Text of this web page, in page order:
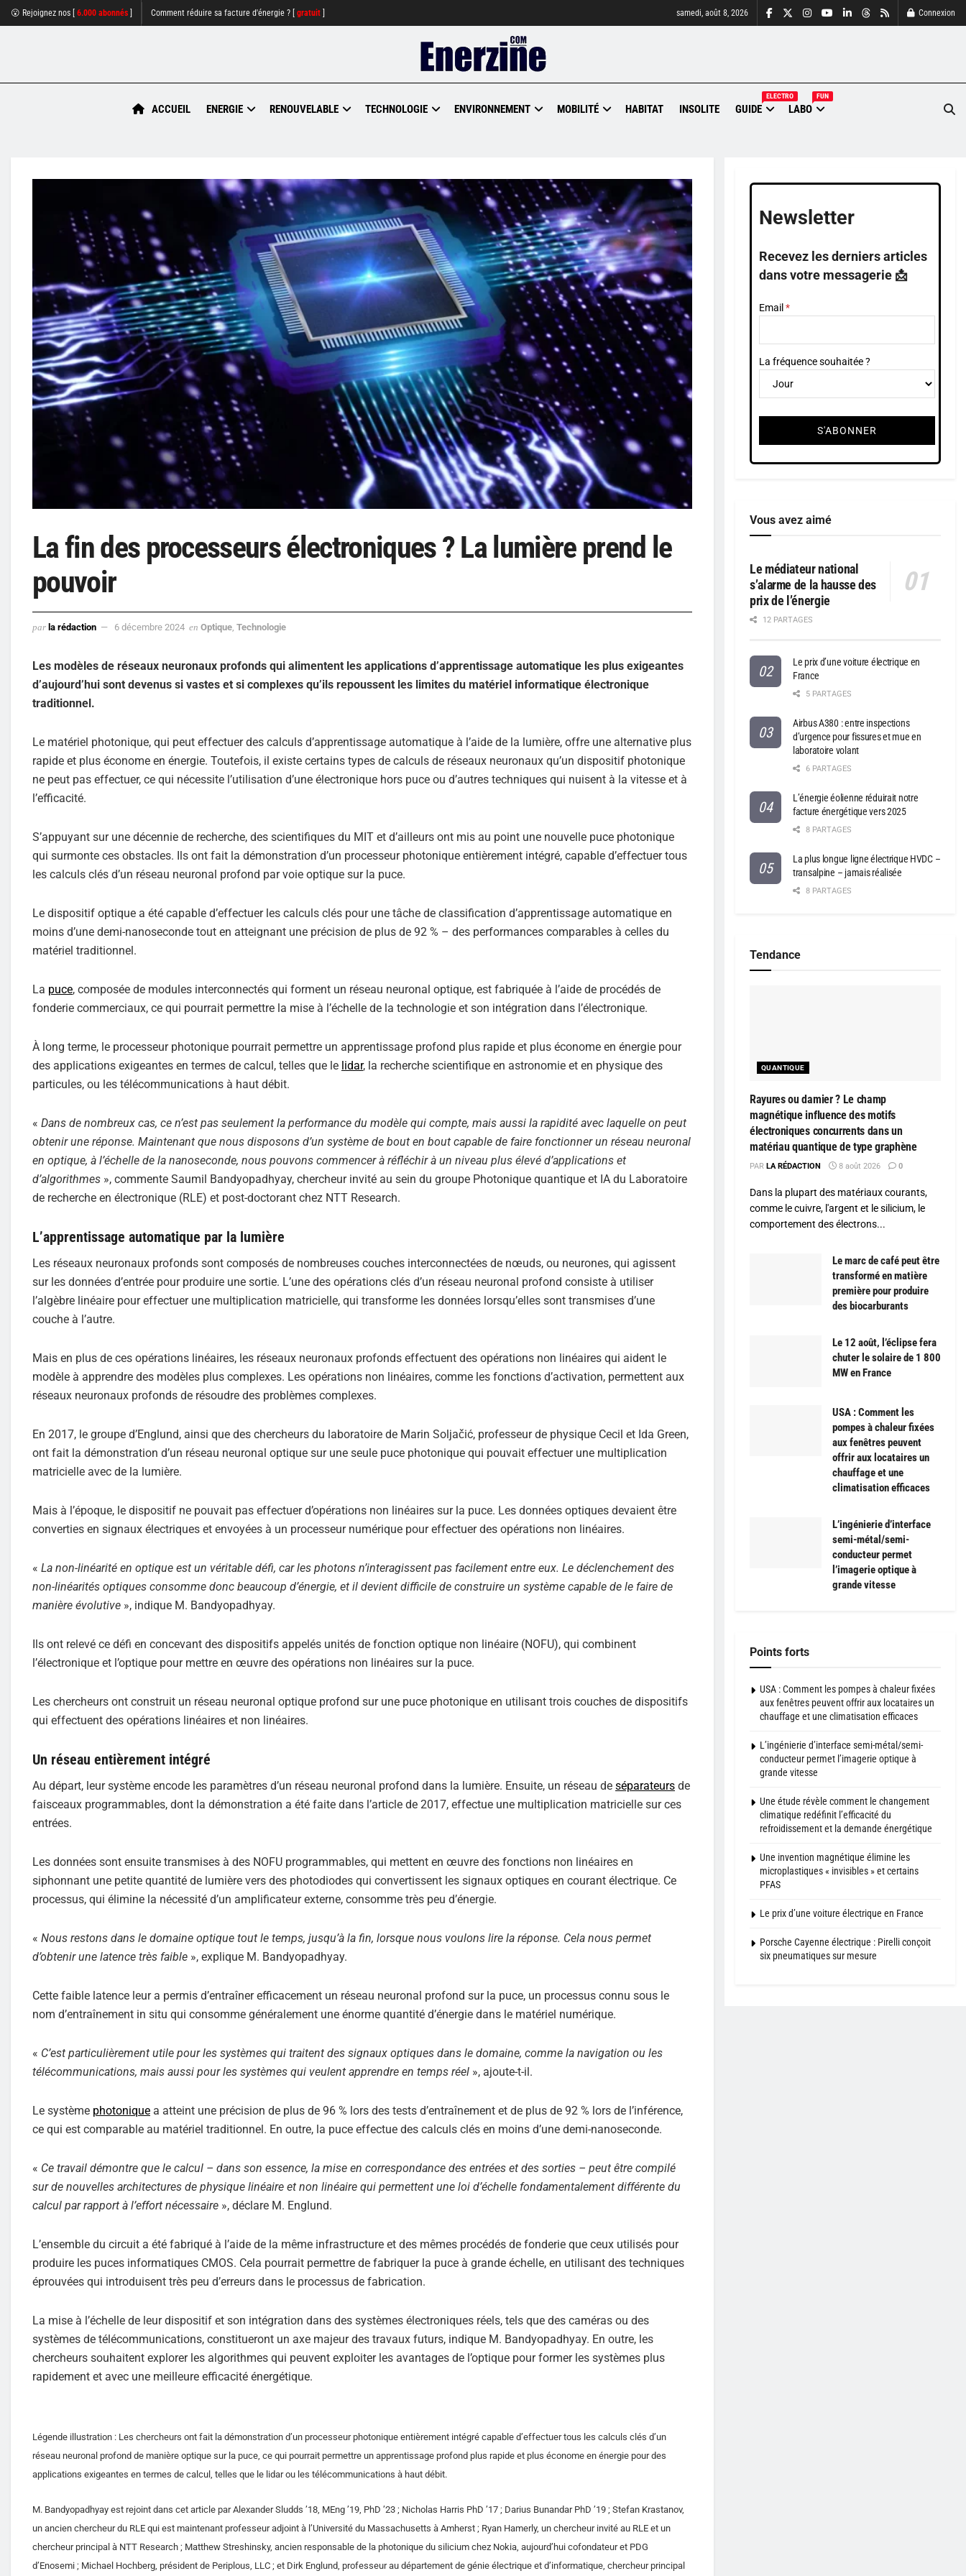
😮 Rejoignez nos [ 6.000 abonnés Comment réduire sa facture d'énergie ? [ gratuit samedi, août 8, 2026 Connexion
ACCUEIL ENERGIE RENOUVELABLE TECHNOLOGIE ENVIRONNEMENT MOBILITÉ HABITAT INSOLITE GUIDE
ELECTRO
LABO
FUN
La fin des processeurs électroniques ? La lumière prend le
pouvoir
par la rédaction 6 décembre 2024 en Optique Technologie
Les modèles de réseaux neuronaux profonds qui alimentent les applications d’apprentissage automatique les plus exigeantes
d’aujourd’hui sont devenus si vastes et si complexes qu’ils repoussent les limites du matériel informatique électronique
traditionnel.
Le matériel photonique, qui peut effectuer des calculs d’apprentissage automatique à l’aide de la lumière, offre une alternative plus
rapide et plus économe en énergie. Toutefois, il existe certains types de calculs de réseaux neuronaux qu’un dispositif photonique
ne peut pas effectuer, ce qui nécessite l’utilisation d’une électronique hors puce ou d’autres techniques qui nuisent à la vitesse et à
l’efficacité.
S’appuyant sur une décennie de recherche, des scientifiques du MIT et d’ailleurs ont mis au point une nouvelle puce photonique
qui surmonte ces obstacles. Ils ont fait la démonstration d’un processeur photonique entièrement intégré, capable d’effectuer tous
les calculs clés d’un réseau neuronal profond par voie optique sur la puce.
Le dispositif optique a été capable d’effectuer les calculs clés pour une tâche de classification d’apprentissage automatique en
moins d’une demi-nanoseconde tout en atteignant une précision de plus de 92 % – des performances comparables à celles du
matériel traditionnel.
La puce, composée de modules interconnectés qui forment un réseau neuronal optique, est fabriquée à l’aide de procédés de
fonderie commerciaux, ce qui pourrait permettre la mise à l’échelle de la technologie et son intégration dans l’électronique.
À long terme, le processeur photonique pourrait permettre un apprentissage profond plus rapide et plus économe en énergie pour
des applications exigeantes en termes de calcul, telles que le lidar, la recherche scientifique en astronomie et en physique des
particules, ou les télécommunications à haut débit.
« Dans de nombreux cas, ce n’est pas seulement la performance du modèle qui compte, mais aussi la rapidité avec laquelle on peut
obtenir une réponse. Maintenant que nous disposons d’un système de bout en bout capable de faire fonctionner un réseau neuronal
en optique, à l’échelle de la nanoseconde, nous pouvons commencer à réfléchir à un niveau plus élevé d’applications et
d’algorithmes », commente Saumil Bandyopadhyay, chercheur invité au sein du groupe Photonique quantique et IA du Laboratoire
de recherche en électronique (RLE) et post-doctorant chez NTT Research.
L’apprentissage automatique par la lumière
Les réseaux neuronaux profonds sont composés de nombreuses couches interconnectées de nœuds, ou neurones, qui agissent
sur les données d’entrée pour produire une sortie. L’une des opérations clés d’un réseau neuronal profond consiste à utiliser
l’algèbre linéaire pour effectuer une multiplication matricielle, qui transforme les données lorsqu’elles sont transmises d’une
couche à l’autre.
Mais en plus de ces opérations linéaires, les réseaux neuronaux profonds effectuent des opérations non linéaires qui aident le
modèle à apprendre des modèles plus complexes. Les opérations non linéaires, comme les fonctions d’activation, permettent aux
réseaux neuronaux profonds de résoudre des problèmes complexes.
En 2017, le groupe d’Englund, ainsi que des chercheurs du laboratoire de Marin Soljačić, professeur de physique Cecil et Ida Green,
ont fait la démonstration d’un réseau neuronal optique sur une seule puce photonique qui pouvait effectuer une multiplication
matricielle avec de la lumière.
Mais à l’époque, le dispositif ne pouvait pas effectuer d’opérations non linéaires sur la puce. Les données optiques devaient être
converties en signaux électriques et envoyées à un processeur numérique pour effectuer des opérations non linéaires.
« La non-linéarité en optique est un véritable défi, car les photons n’interagissent pas facilement entre eux. Le déclenchement des
non-linéarités optiques consomme donc beaucoup d’énergie, et il devient difficile de construire un système capable de le faire de
manière évolutive », indique M. Bandyopadhyay.
Ils ont relevé ce défi en concevant des dispositifs appelés unités de fonction optique non linéaire (NOFU), qui combinent
l’électronique et l’optique pour mettre en œuvre des opérations non linéaires sur la puce.
Les chercheurs ont construit un réseau neuronal optique profond sur une puce photonique en utilisant trois couches de dispositifs
qui effectuent des opérations linéaires et non linéaires.
Un réseau entièrement intégré
Au départ, leur système encode les paramètres d’un réseau neuronal profond dans la lumière. Ensuite, un réseau de séparateurs de
faisceaux programmables, dont la démonstration a été faite dans l’article de 2017, effectue une multiplication matricielle sur ces
entrées.
Les données sont ensuite transmises à des NOFU programmables, qui mettent en œuvre des fonctions non linéaires en
siphonnant une petite quantité de lumière vers des photodiodes qui convertissent les signaux optiques en courant électrique. Ce
processus, qui élimine la nécessité d’un amplificateur externe, consomme très peu d’énergie.
« Nous restons dans le domaine optique tout le temps, jusqu’à la fin, lorsque nous voulons lire la réponse. Cela nous permet
d’obtenir une latence très faible », explique M. Bandyopadhyay.
Cette faible latence leur a permis d’entraîner efficacement un réseau neuronal profond sur la puce, un processus connu sous le
nom d’entraînement in situ qui consomme généralement une énorme quantité d’énergie dans le matériel numérique.
« C’est particulièrement utile pour les systèmes qui traitent des signaux optiques dans le domaine, comme la navigation ou les
télécommunications, mais aussi pour les systèmes qui veulent apprendre en temps réel », ajoute-t-il.
Le système photonique a atteint une précision de plus de 96 % lors des tests d’entraînement et de plus de 92 % lors de l’inférence,
ce qui est comparable au matériel traditionnel. En outre, la puce effectue des calculs clés en moins d’une demi-nanoseconde.
« Ce travail démontre que le calcul – dans son essence, la mise en correspondance des entrées et des sorties – peut être compilé
sur de nouvelles architectures de physique linéaire et non linéaire qui permettent une loi d’échelle fondamentalement différente du
calcul par rapport à l’effort nécessaire », déclare M. Englund.
L’ensemble du circuit a été fabriqué à l’aide de la même infrastructure et des mêmes procédés de fonderie que ceux utilisés pour
produire les puces informatiques CMOS. Cela pourrait permettre de fabriquer la puce à grande échelle, en utilisant des techniques
éprouvées qui introduisent très peu d’erreurs dans le processus de fabrication.
La mise à l’échelle de leur dispositif et son intégration dans des systèmes électroniques réels, tels que des caméras ou des
systèmes de télécommunications, constitueront un axe majeur des travaux futurs, indique M. Bandyopadhyay. En outre, les
chercheurs souhaitent explorer les algorithmes qui peuvent exploiter les avantages de l’optique pour former les systèmes plus
rapidement et avec une meilleure efficacité énergétique.
Légende illustration : Les chercheurs ont fait la démonstration d’un processeur photonique entièrement intégré capable d’effectuer tous les calculs clés d’un
réseau neuronal profond de manière optique sur la puce, ce qui pourrait permettre un apprentissage profond plus rapide et plus économe en énergie pour des
applications exigeantes en termes de calcul, telles que le lidar ou les télécommunications à haut débit.
M. Bandyopadhyay est rejoint dans cet article par Alexander Sludds ’18, MEng ’19, PhD ’23 ; Nicholas Harris PhD ’17 ; Darius Bunandar PhD ’19 ; Stefan Krastanov,
un ancien chercheur du RLE qui est maintenant professeur adjoint à l’Université du Massachusetts à Amherst ; Ryan Hamerly, un chercheur invité au RLE et un
chercheur principal à NTT Research ; Matthew Streshinsky, ancien responsable de la photonique du silicium chez Nokia, aujourd’hui cofondateur et PDG
d’Enosemi ; Michael Hochberg, président de Periplous, LLC ; et Dirk Englund, professeur au département de génie électrique et d’informatique, chercheur principal
Newsletter
Recevez les derniers articles
dans votre messagerie 📩
Email
La fréquence souhaitée ?
Vous avez aimé
Le médiateur national
s’alarme de la hausse des
prix de l’énergie
12 PARTAGES
Le prix d’une voiture électrique en
France
5 PARTAGES
Airbus A380 : entre inspections
d’urgence pour fissures et mue en
laboratoire volant
6 PARTAGES
L’énergie éolienne réduirait notre
facture énergétique vers 2025
8 PARTAGES
La plus longue ligne électrique HVDC –
transalpine – jamais réalisée
8 PARTAGES
Tendance
QUANTIQUE
Rayures ou damier ? Le champ
magnétique influence des motifs
électroniques concurrents dans un
matériau quantique de type graphène
PAR LA RÉDACTION 8 août 2026 0
Dans la plupart des matériaux courants,
comme le cuivre, l'argent et le silicium, le
comportement des électrons...
Le marc de café peut être
transformé en matière
première pour produire
des biocarburants
Le 12 août, l’éclipse fera
chuter le solaire de 1 800
MW en France
USA : Comment les
pompes à chaleur fixées
aux fenêtres peuvent
offrir aux locataires un
chauffage et une
climatisation efficaces
L’ingénierie d’interface
semi-métal/semi-
conducteur permet
l’imagerie optique à
grande vitesse
Points forts
USA : Comment les pompes à chaleur fixées
aux fenêtres peuvent offrir aux locataires un
chauffage et une climatisation efficaces
L’ingénierie d’interface semi-métal/semi-
conducteur permet l’imagerie optique à
grande vitesse
Une étude révèle comment le changement
climatique redéfinit l’efficacité du
refroidissement et la demande énergétique
Une invention magnétique élimine les
microplastiques « invisibles » et certains
PFAS
Le prix d’une voiture électrique en France
Porsche Cayenne électrique : Pirelli conçoit
six pneumatiques sur mesure